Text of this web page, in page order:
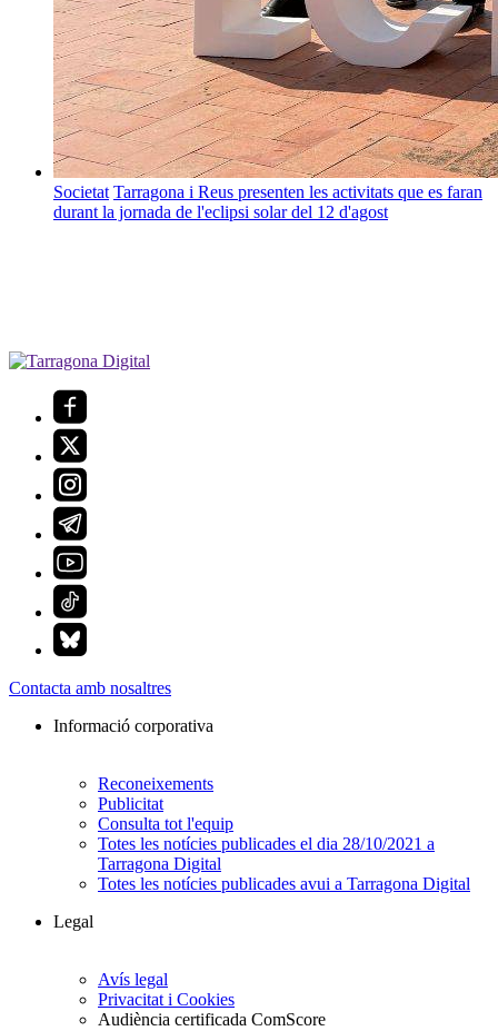
Societat Tarragona i Reus presenten les activitats que es faran
durant la jornada de l'eclipsi solar del 12 d'agost
Contacta amb nosaltres
Informació corporativa
Reconeixements
Publicitat
Consulta tot l'equip
Totes les notícies publicades el dia 28/10/2021 a
Tarragona Digital
Totes les notícies publicades avui a Tarragona Digital
Legal
Avís legal
Privacitat i Cookies
Audiència certificada ComScore